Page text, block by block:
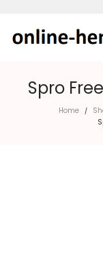
Spro
Home /